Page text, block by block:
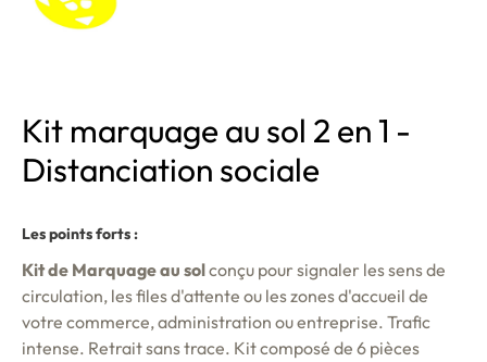
Kit marquage au sol 2 en 1 -
Distanciation sociale
Les points forts :
Kit de Marquage au solconçu pour signaler les sens de
circulation, les files d'attente ou les zones d'accueil de
votre commerce, administration ou entreprise. Trafic
intense. Retrait sans trace. Kit composé de 6 pièces